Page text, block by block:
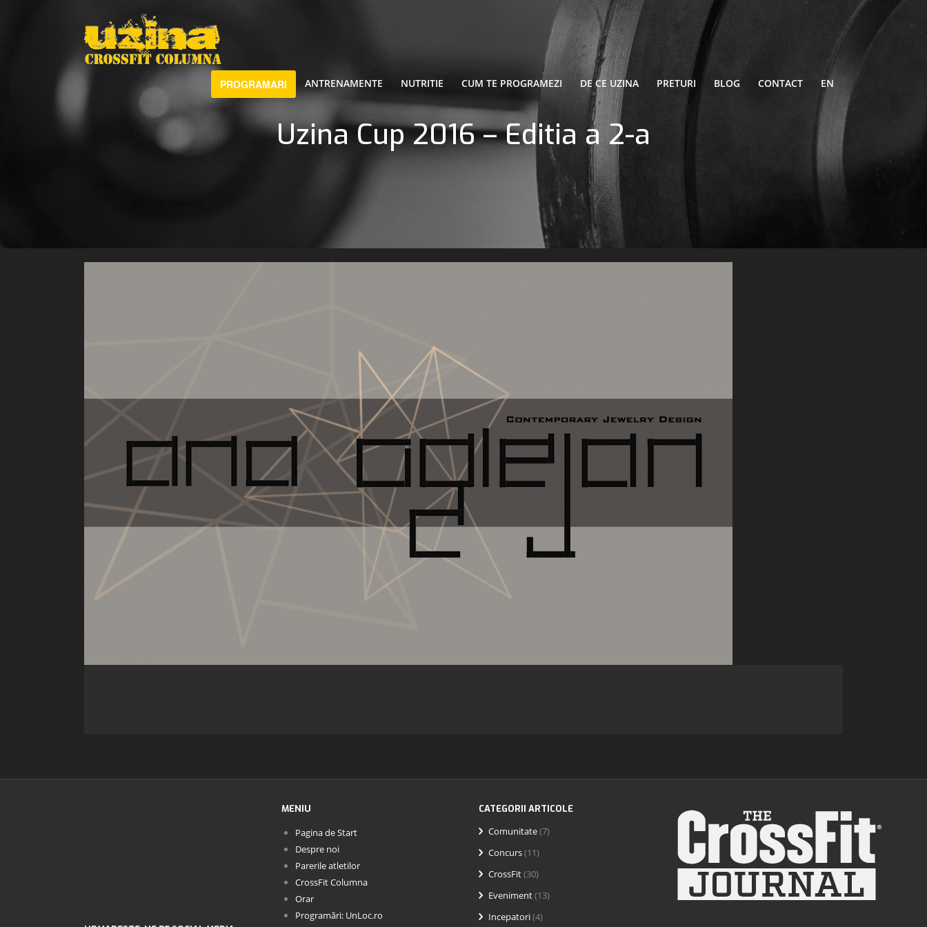
PROGRAMARI ANTRENAMENTE NUTRITIE CUM TE PROGRAMEZI DE CE UZINA PRETURI BLOG CONTACT EN
Uzina Cup 2016 – Editia a 2-a
MENIU
Pagina de Start
Despre noi
Parerile atletilor
CrossFit Columna
Orar
Programări: UnLoc.ro
CATEGORII ARTICOLE
Comunitate(7)
Concurs(11)
CrossFit(30)
Eveniment(13)
Incepatori(4)